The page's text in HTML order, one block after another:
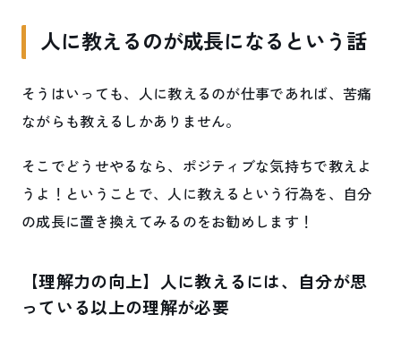
人に教えるのが成長になるという話
そうはいっても、人に教えるのが仕事であれば、苦痛
ながらも教えるしかありません。
そこでどうせやるなら、ポジティブな気持ちで教えよ
うよ！ということで、人に教えるという行為を、自分
の成長に置き換えてみるのをお勧めします！
【理解力の向上】人に教えるには、自分が思
っている以上の理解が必要